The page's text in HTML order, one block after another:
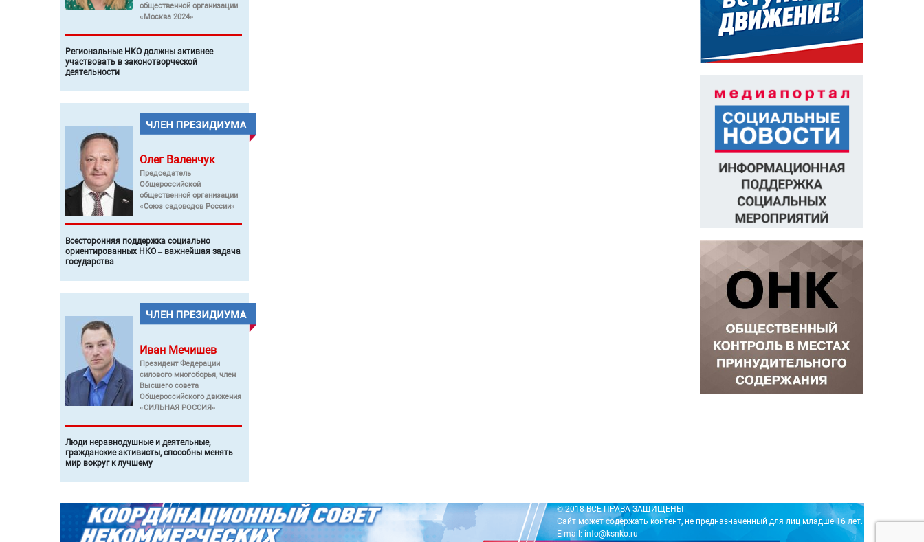
общественной организации
«Москва 2024»
Региональные НКО должны активнее
участвовать в законотворческой
деятельности
Олег Валенчук
Председатель
Общероссийской
общественной организации
«Союз садоводов России»
Всесторонняя поддержка социально
ориентированных НКО – важнейшая задача
государства
Иван Мечишев
Президент Федерации
силового многоборья, член
Высшего совета
Общероссийского движения
«СИЛЬНАЯ РОССИЯ»
Люди неравнодушные и деятельные,
гражданские активисты, способны менять
мир вокруг к лучшему
© 2018 ВСЕ ПРАВА ЗАЩИЩЕНЫ
Сайт может содержать контент, не предназначенный для лиц младше 16 лет.
E-mail: info@ksnko.ru